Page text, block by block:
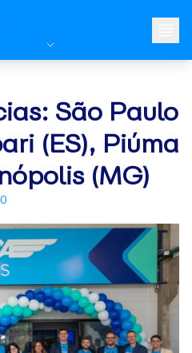
São Paulo
(ES), Piúma
(MG)